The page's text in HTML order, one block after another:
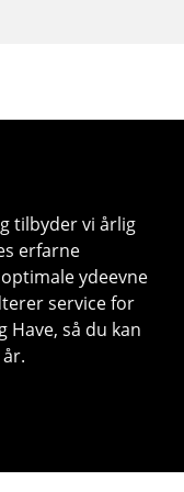
tilbyder vi årlig
erfarne
ydeevne
service for
Have, så du kan